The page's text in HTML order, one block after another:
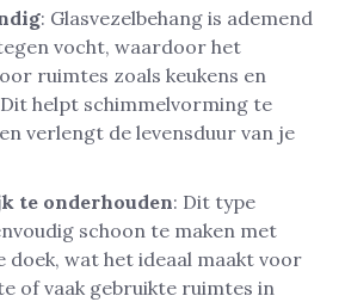
: Glasvezelbehang is ademend
vocht, waardoor het
ruimtes zoals keukens en
helpt schimmelvorming te
verlengt de levensduur van je
te onderhouden: Dit type
schoon te maken met
doek, wat het ideaal maakt voor
of vaak gebruikte ruimtes in